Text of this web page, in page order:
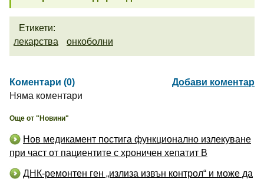
Етикети:
лекарства
онкоболни
Коментари (0)
Добави коментар
Няма коментари
Още от "Новини"
Нов медикамент постига функционално излекуване
при част от пациентите с хроничен хепатит B
ДНК-ремонтен ген „излиза извън контрол“ и може да